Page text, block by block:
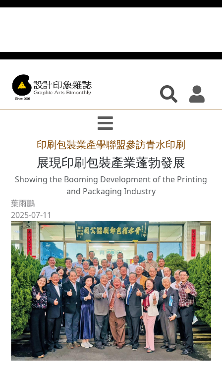
印刷包裝業產學聯盟參訪青水印刷
展現印刷包裝產業蓬勃發展
Showing the Booming Development of the Printing
and Packaging Industry
葉雨鵬
2025-07-11